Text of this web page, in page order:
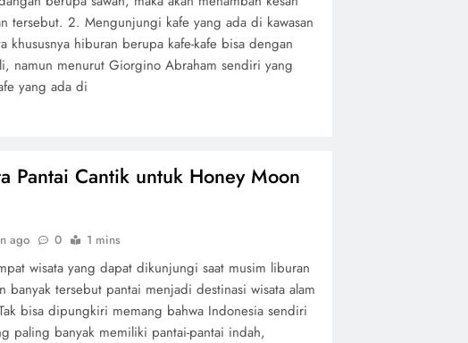
tersebut. 2. Mengunjungi kafe yang ada di kawasan
khususnya hiburan berupa kafe-kafe bisa dengan
namun menurut Giorgino Abraham sendiri yang
yang ada di
Pantai Cantik untuk Honey Moon
ago 0 1 mins
wisata yang dapat dikunjungi saat musim liburan
banyak tersebut pantai menjadi destinasi wisata alam
bisa dipungkiri memang bahwa Indonesia sendiri
paling banyak memiliki pantai-pantai indah,